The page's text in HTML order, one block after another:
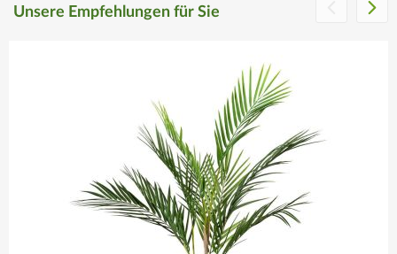
Geschenkgutscheine
Unsere Empfehlungen für Sie